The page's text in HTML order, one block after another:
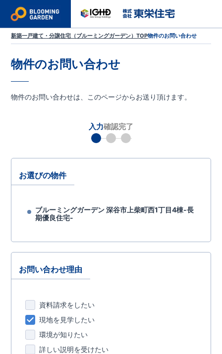
新築一戸建て・分譲住宅（ブルーミングガーデン）TOP物件のお問い合わせ
物件のお問い合わせ
物件のお問い合わせは、このページからお送り頂けます。
お選びの物件
ブルーミングガーデン 深谷市上柴町西1丁目4棟-長
期優良住宅-
お問い合わせ理由
資料請求をしたい
現地を見学したい
環境が知りたい
詳しい説明を受けたい
入力確認完了